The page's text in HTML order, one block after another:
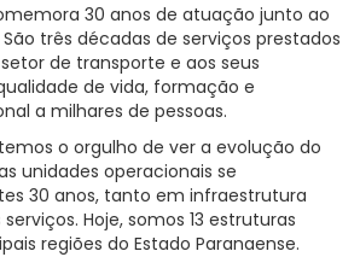
30 anos de atuação junto ao
três décadas de serviços prestados
de transporte e aos seus
de vida, formação e
a milhares de pessoas.
o orgulho de ver a evolução do
unidades operacionais se
30 anos, tanto em infraestrutura
Hoje, somos 13 estruturas
regiões do Estado Paranaense.